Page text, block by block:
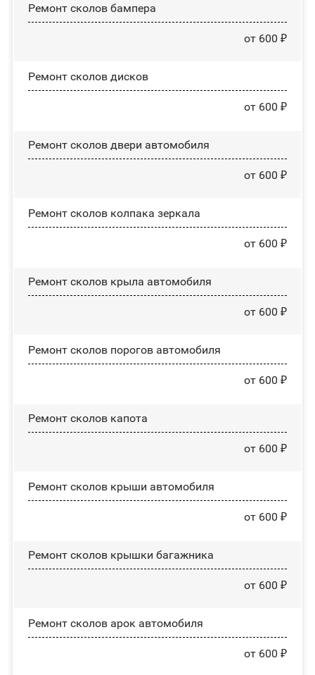
Ремонт сколов бампера
от 600 ₽
Ремонт сколов дисков
от 600 ₽
Ремонт сколов двери автомобиля
от 600 ₽
Ремонт сколов колпака зеркала
от 600 ₽
Ремонт сколов крыла автомобиля
от 600 ₽
Ремонт сколов порогов автомобиля
от 600 ₽
Ремонт сколов капота
от 600 ₽
Ремонт сколов крыши автомобиля
от 600 ₽
Ремонт сколов крышки багажника
от 600 ₽
Ремонт сколов арок автомобиля
от 600 ₽